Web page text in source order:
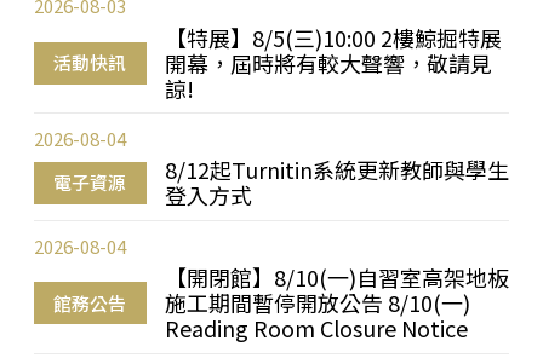
活動快訊
【特展】8/5(三)10:00 2樓鯨掘特展
開幕，屆時將有較大聲響，敬請見
諒!
2026-08-03
電子資源
8/12起Turnitin系統更新教師與學生
登入方式
2026-08-04
館務公告
【開閉館】8/10(一)自習室高架地板
施工期間暫停開放公告 8/10(一)
Reading Room Closure Notice
2026-08-04